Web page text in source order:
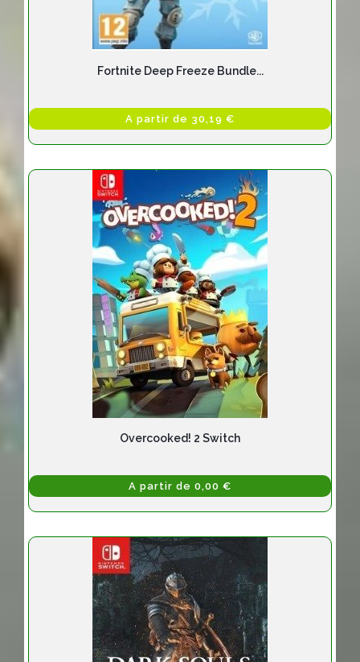
Fortnite Deep Freeze Bundle...
A partir de 30,19 €
Overcooked! 2 Switch
A partir de 0,00 €